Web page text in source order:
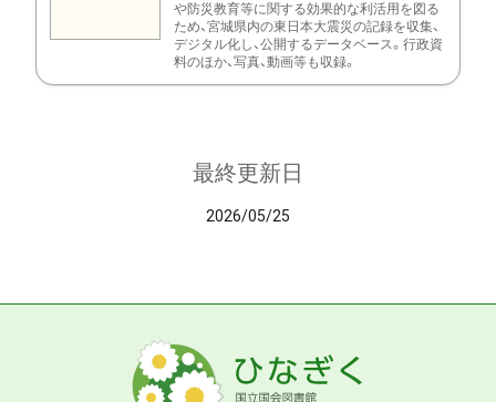
や防災教育等に関する効果的な利活用を図る
ため、宮城県内の東日本大震災の記録を収集、
デジタル化し、公開するデータベース。行政資
料のほか、写真、動画等も収録。
最終更新日
2026/05/25